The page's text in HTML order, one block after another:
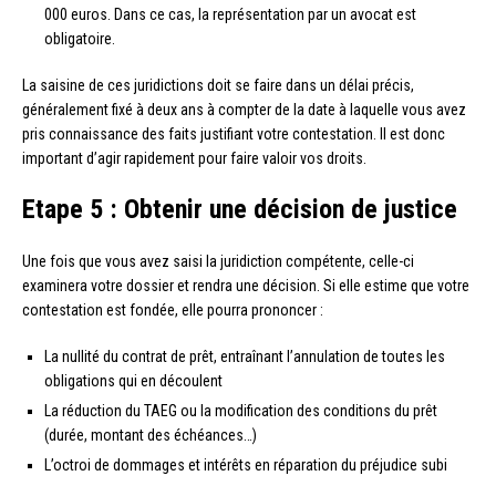
000 euros. Dans ce cas, la représentation par un avocat est
obligatoire.
La saisine de ces juridictions doit se faire dans un délai précis,
généralement fixé à deux ans à compter de la date à laquelle vous avez
pris connaissance des faits justifiant votre contestation. Il est donc
important d’agir rapidement pour faire valoir vos droits.
Etape 5 : Obtenir une décision de justice
Une fois que vous avez saisi la juridiction compétente, celle-ci
examinera votre dossier et rendra une décision. Si elle estime que votre
contestation est fondée, elle pourra prononcer :
La nullité du contrat de prêt, entraînant l’annulation de toutes les
obligations qui en découlent
La réduction du TAEG ou la modification des conditions du prêt
(durée, montant des échéances…)
L’octroi de dommages et intérêts en réparation du préjudice subi